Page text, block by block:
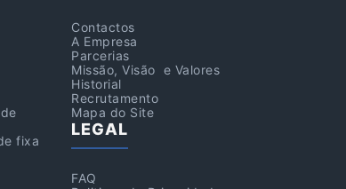
fixa
Contactos
A Empresa
Parcerias
Missão, Visão e Valores
Historial
Recrutamento
Mapa do Site
LEGAL
FAQ